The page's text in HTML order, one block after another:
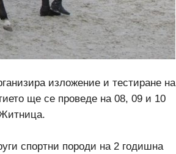
изложение и тестиране на
ще се проведе на 08, 09 и 10
спортни породи на 2 годишна